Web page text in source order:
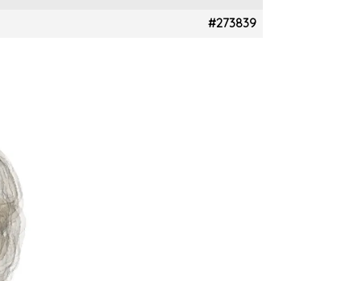
#273839